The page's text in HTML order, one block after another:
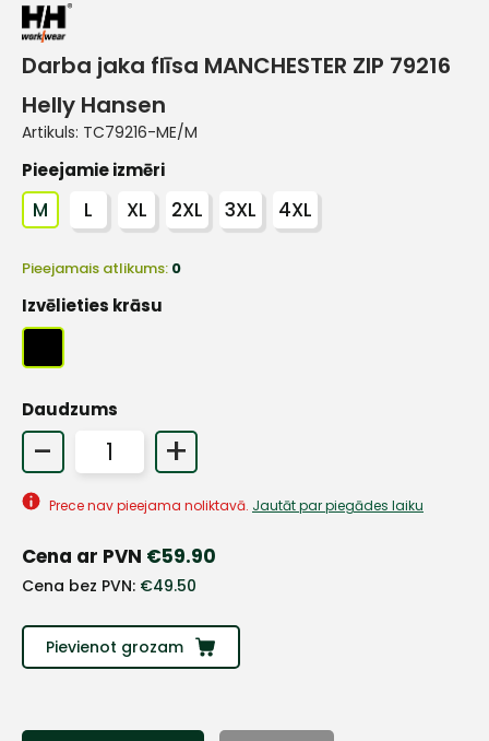
Darba jaka flīsa MANCHESTER ZIP 79216
Helly Hansen
Artikuls: TC79216-ME/M
Pieejamie izmēri
M L XL 2XL 3XL 4XL
Pieejamais atlikums: 0
Izvēlieties krāsu
Daudzums
- +
Prece nav pieejama noliktavā. Jautāt par piegādes laiku
Cena ar PVN €59.90
Cena bez PVN: €49.50
Pievienot grozam
Sazinies
+